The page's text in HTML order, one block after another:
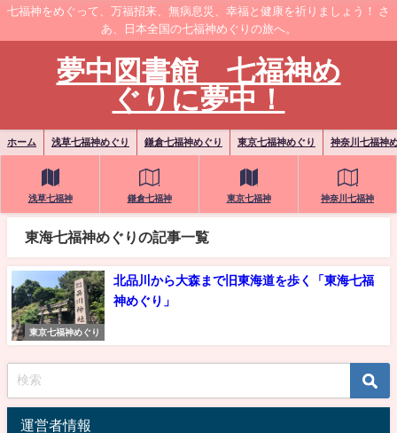
七福神をめぐって、万福招来、無病息災、幸福と健康を祈りましょう！ さ
あ、日本全国の七福神めぐりの旅へ。
夢中図書館 七福神め
ぐりに夢中！
ホーム 浅草七福神めぐり 鎌倉七福神めぐり 東京七福神めぐり 神奈川七福神
浅草七福神 鎌倉七福神 東京七福神 神奈川七福神
東海七福神めぐりの記事一覧
東京七福神めぐり
北品川から大森まで旧東海道を歩く「東海七福
神めぐり」
運営者情報